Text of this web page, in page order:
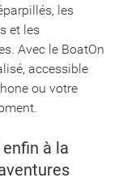
les
et les
Avec le BoatOn
accessible
ou votre
à la